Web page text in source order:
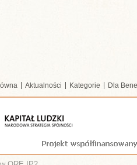
Aktualności Kategorie Dla